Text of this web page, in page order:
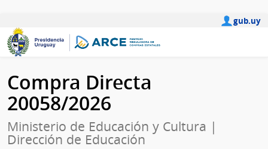
gub.uy
Compra Directa
20058/2026
Ministerio de Educación y Cultura |
Dirección de Educación